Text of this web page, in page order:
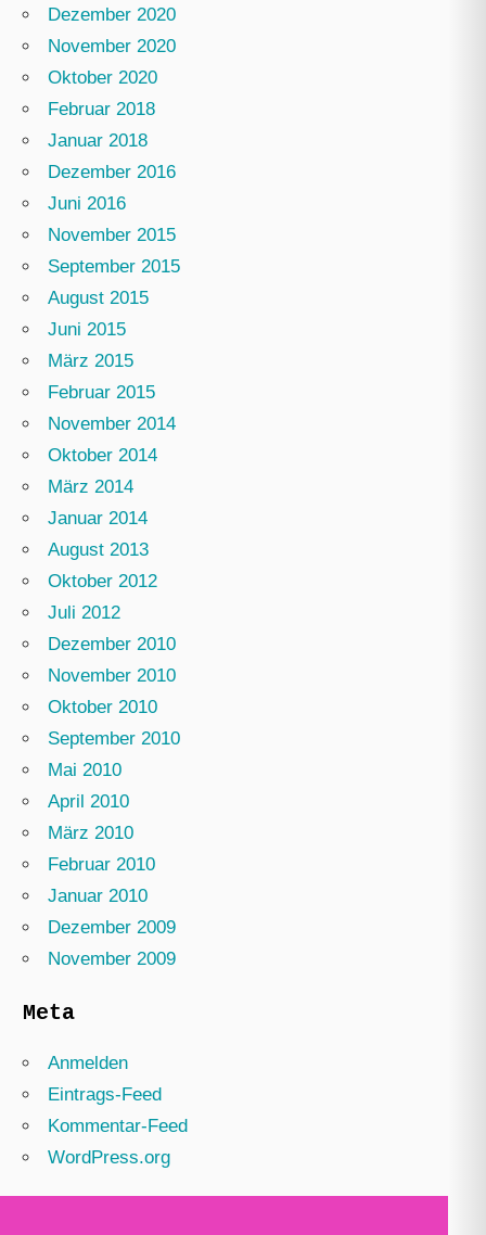
Dezember 2020
November 2020
Oktober 2020
Februar 2018
Januar 2018
Dezember 2016
Juni 2016
November 2015
September 2015
August 2015
Juni 2015
März 2015
Februar 2015
November 2014
Oktober 2014
März 2014
Januar 2014
August 2013
Oktober 2012
Juli 2012
Dezember 2010
November 2010
Oktober 2010
September 2010
Mai 2010
April 2010
März 2010
Februar 2010
Januar 2010
Dezember 2009
November 2009
Meta
Anmelden
Eintrags-Feed
Kommentar-Feed
WordPress.org